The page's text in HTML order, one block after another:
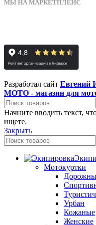
МЫ НА МАРКЕТПЛЕЙС
Разработал сайт Евгений
МОТО - магазин для
Начните вводить текст,
ищете.
Закрыть
Мотокуртки
Урбан
Кожаные
Женские